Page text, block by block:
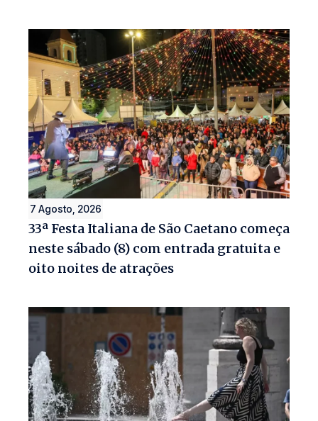
7 Agosto, 2026
33ª Festa Italiana de São Caetano começa
neste sábado (8) com entrada gratuita e
oito noites de atrações